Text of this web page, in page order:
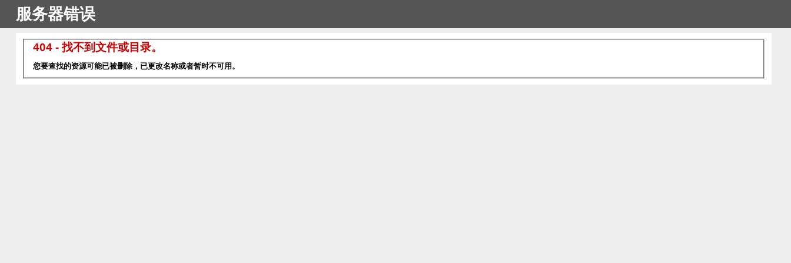
服务器错误
404 - 找不到文件或目录。
您要查找的资源可能已被删除，已更改名称或者暂时不可用。